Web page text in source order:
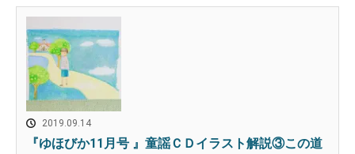
2019.09.14
『ゆほびか11月号 』童謡ＣＤイラスト解説③この道